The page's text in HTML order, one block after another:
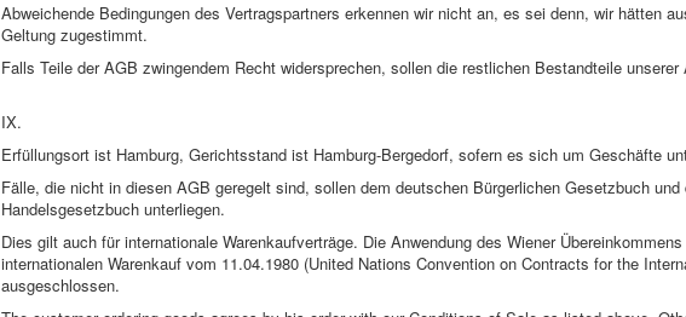
Abweichende Bedingungen des Vertragspartners erkennen wir nicht an, es sei denn, wir hätten
Geltung zugestimmt.
Falls Teile der AGB zwingendem Recht widersprechen, sollen die restlichen Bestandteile
IX.
Erfüllungsort ist Hamburg, Gerichtsstand ist Hamburg-Bergedorf, sofern es sich um Geschäfte
Fälle, die nicht in diesen AGB geregelt sind, sollen dem deutschen Bürgerlichen Gesetzbuch
Handelsgesetzbuch unterliegen.
Dies gilt auch für internationale Warenkaufverträge. Die Anwendung des Wiener
internationalen Warenkauf vom 11.04.1980 (United Nations Convention on Contracts for the
ausgeschlossen.